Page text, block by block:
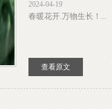
2024-04-19
春暖花开.万物生长！...
查看原文